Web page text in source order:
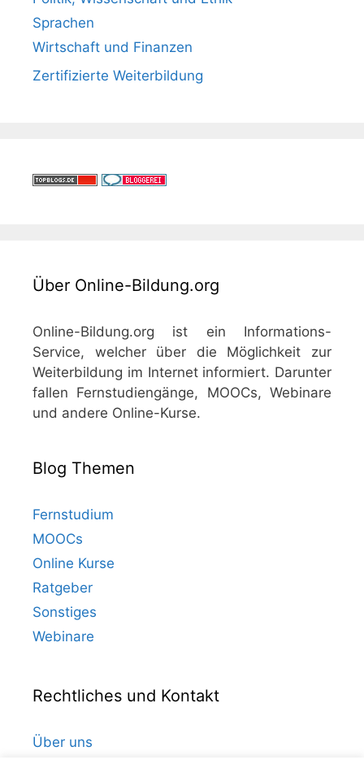
Sprachen
Wirtschaft und Finanzen
Zertifizierte Weiterbildung
Über Online-Bildung.org
Online-Bildung.org ist ein Informations-
Service, welcher über die Möglichkeit zur
Weiterbildung im Internet informiert. Darunter
fallen Fernstudiengänge, MOOCs, Webinare
und andere Online-Kurse.
Blog Themen
Fernstudium
MOOCs
Online Kurse
Ratgeber
Sonstiges
Webinare
Rechtliches und Kontakt
Über uns